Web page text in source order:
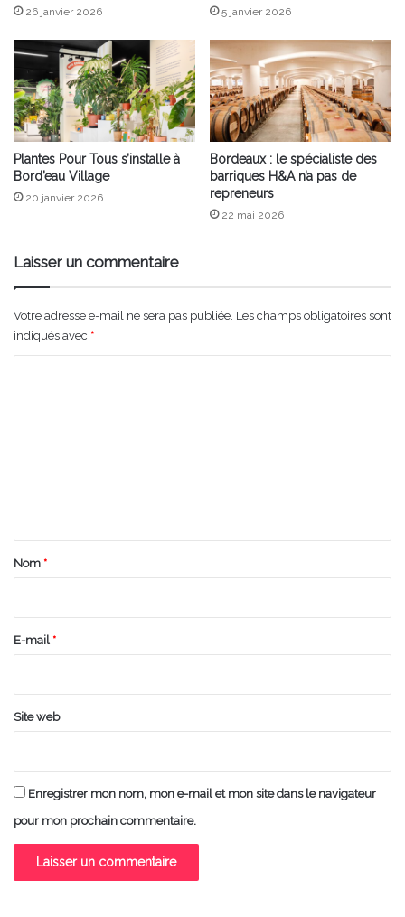
26 janvier 2026 5 janvier 2026
Plantes Pour Tous s’installe à
Bord’eau Village
20 janvier 2026
Bordeaux : le spécialiste des
barriques H&A n’a pas de
repreneurs
22 mai 2026
Laisser un commentaire
Votre adresse e-mail ne sera pas publiée. Les champs obligatoires sont
indiqués avec *
a
e
Nom *
E-mail *
Site web
Enregistrer mon nom, mon e-mail et mon site dans le navigateur
pour mon prochain commentaire.